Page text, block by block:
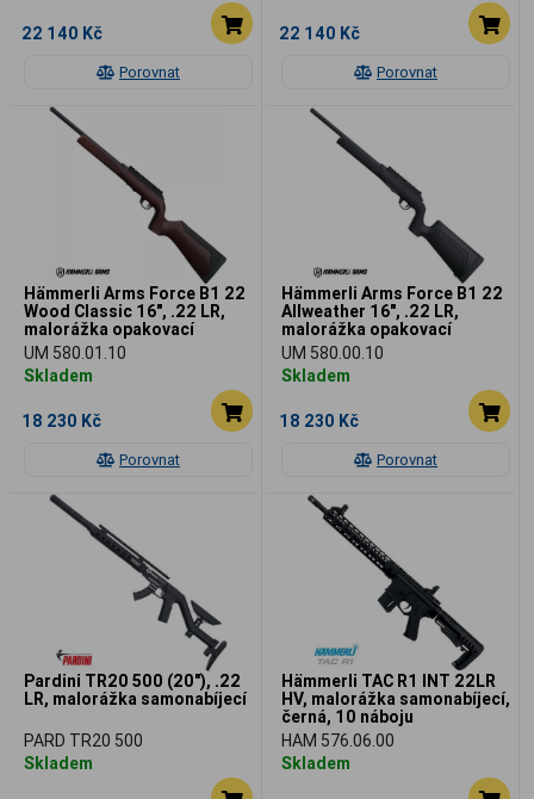
Porovnat
22 140 Kč
Porovnat
22 140 Kč
Porovnat
Hämmerli Arms Force B1 22
Wood Classic 16", .22 LR,
malorážka opakovací
UM 580.01.10
Skladem
18 230 Kč
Porovnat
Hämmerli Arms Force B1 22
Allweather 16", .22 LR,
malorážka opakovací
UM 580.00.10
Skladem
18 230 Kč
Pardini TR20 500 (20"), .22
LR, malorážka samonabíjecí
PARD TR20 500
Skladem
Hämmerli TAC R1 INT 22LR
HV, malorážka samonabíjecí,
černá, 10 náboju
HAM 576.06.00
Skladem